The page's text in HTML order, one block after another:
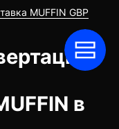
MUFFIN GBP
в